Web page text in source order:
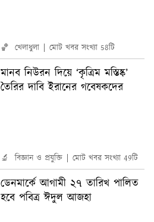
🏀 খেলাধুলা মোট খবর সংখ্যা 58টি
মানব নিউরন দিয়ে ‘কৃত্রিম মস্তিষ্ক’
তৈরির দাবি ইরানের গবেষকদের
🔬 বিজ্ঞান ও প্রযুক্তি মোট খবর সংখ্যা 49টি
ডেনমার্কে আগামী ২৭ তারিখ পালিত
হবে পবিত্র ঈদুল আজহা